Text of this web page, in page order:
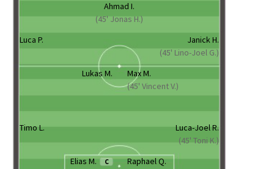
Ahmad I.
(45' Jonas H.)
Luca P.
Janick H.
(45' Lino-Joel G.)
Lukas M.
Max M.
(45' Vincent V.)
Timo L.
Luca-Joel R.
(45' Toni K.)
Elias M.
C
Raphael Q.